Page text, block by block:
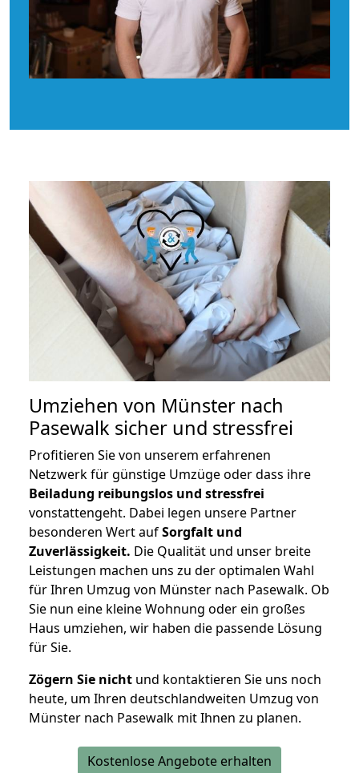
Umziehen von Münster nach
Pasewalk sicher und stressfrei
Profitieren Sie von unserem erfahrenen
Netzwerk für günstige Umzüge oder dass ihre
Beiladung reibungslos und stressfrei
vonstattengeht. Dabei legen unsere Partner
besonderen Wert aufSorgfalt und
Zuverlässigkeit. Die Qualität und unser breite
Leistungen machen uns zu der optimalen Wahl
für Ihren Umzug von Münster nach Pasewalk. Ob
Sie nun eine kleine Wohnung oder ein großes
Haus umziehen, wir haben die passende Lösung
für Sie.
Zögern Sie nicht und kontaktieren Sie uns noch
heute, um Ihren deutschlandweiten Umzug von
Münster nach Pasewalk mit Ihnen zu planen.
Kostenlose Angebote erhalten